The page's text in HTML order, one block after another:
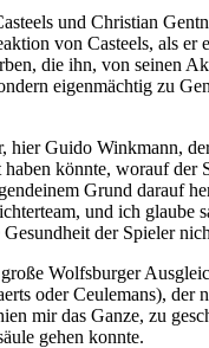
und Christian
von Casteels, als
die ihn, von seinen
eigenmächtig zu
hier Guido Winkmann,
könnte, worauf der
Grund darauf
und ich
der Spieler
Wolfsburger
oder Ceulemans),
mir das Ganze, zu
gehen konnte.